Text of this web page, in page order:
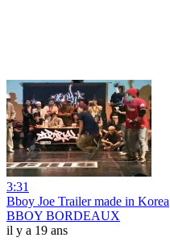
3:31
Bboy Joe Trailer made in Korea
BBOY BORDEAUX
il y a 19 ans